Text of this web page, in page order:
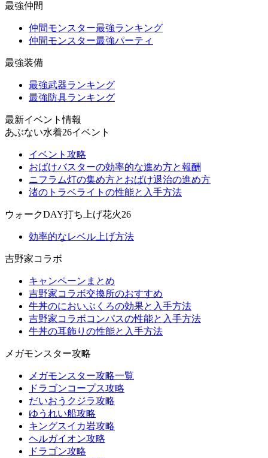
最強仲間
仲間モンスター最強ランキング
仲間モンスター最強パーティ
最強装備
最強武器ランキング
最強防具ランキング
最新イベント情報
あぶない水着26イベント
イベント攻略
おばけバスターの効率的な進め方と報酬
ニフラム灯の集め方とおばけ退治の進め方
渚のトラベライトの性能と入手方法
ウォークDAY打ち上げ花火26
効率的なレベル上げ方法
吉野家コラボ
キャンペーンまとめ
吉野家コラボ交換所のおすすめ
牛丼のにおいぶくろの効果と入手方法
吉野家コラボコンパスの性能と入手方法
牛丼の耳飾りの性能と入手方法
メガモンスター攻略
メガモンスター攻略一覧
ドラゴンコープス攻略
だいおうクジラ攻略
ゆうれい船攻略
キングスイカ岩攻略
ヘルガイオン攻略
ドラゴン攻略